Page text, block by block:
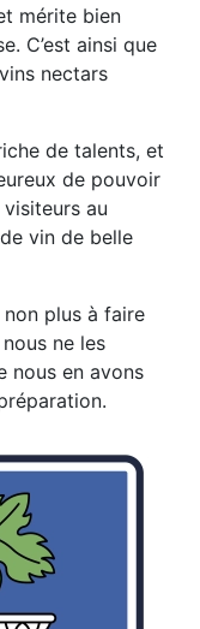
mérite bien
C’est ainsi que
nectars
de talents, et
de pouvoir
au
vin de belle
non plus à faire
ne les
nous en avons